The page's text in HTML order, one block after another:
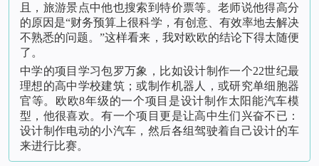
且，旅游景点中他也搜索到特价票等。老师说他得高分
的原因是“财务预算上很科学，有创意、有效率地去解决
不熟悉的问题。”这样看来，我对欧欧的结论下得太随便
了。
中学的项目学习包罗万象，比如设计制作一个22世纪最
理想的高中学校建筑；或制作机器人，或研究单细胞器
官等。欧欧8年级的一个项目是设计制作太阳能汽车模
型，他很喜欢。有一个项目更是让高中生们兴奋不已：
设计制作电动的小汽车，然后各组驾驶着自己设计的车
来进行比赛。